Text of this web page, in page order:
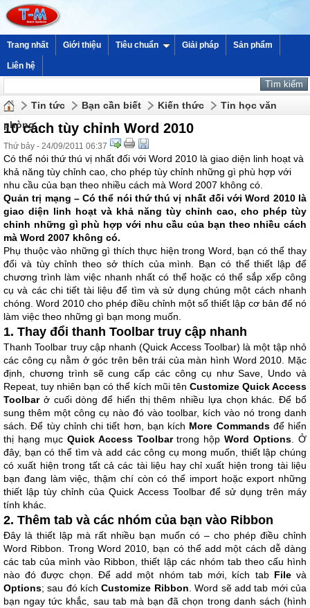
Trang nhất Giới thiệu Tiêu chuẩn Giải pháp Sản phẩm
Liên hệ
Tin tức Bạn cần biết Kiến thức
Tin học văn
phòng
10 cách tùy chỉnh Word 2010
Thứ bảy - 24/09/2011 06:37
Có thể nói thứ thú vị nhất đối với Word 2010 là giao diện linh hoạt và
khả năng tùy chỉnh cao, cho phép tùy chỉnh những gì phù hợp với
nhu cầu của bạn theo nhiều cách mà Word 2007 không có.
Quản trị mạng – Có thể nói thứ thú vị nhất đối với Word 2010 là
giao diện linh hoạt và khả năng tùy chỉnh cao, cho phép tùy
chỉnh những gì phù hợp với nhu cầu của bạn theo nhiều cách
mà Word 2007 không có.
Phụ thuộc vào những gì thích thực hiện trong Word, bạn có thể thay
đổi và tùy chỉnh theo sở thích của mình. Bạn có thể thiết lập để
chương trình làm việc nhanh nhất có thể hoặc có thể sắp xếp công
cụ và các chi tiết tài liệu để tìm và sử dụng chúng một cách nhanh
chóng. Word 2010 cho phép điều chỉnh một số thiết lập cơ bản để nó
làm việc theo những gì bạn mong muốn.
1. Thay đổi thanh Toolbar truy cập nhanh
Thanh Toolbar truy cập nhanh (Quick Access Toolbar) là một tập nhỏ
các công cụ nằm ở góc trên bên trái của màn hình Word 2010. Mặc
định, chương trình sẽ cung cấp các công cụ như Save, Undo và
Repeat, tuy nhiên bạn có thể kích mũi tên Customize Quick Access
Toolbarở cuối dòng để hiển thị thêm nhiều lựa chọn khác. Để bổ
sung thêm một công cụ nào đó vào toolbar, kích vào nó trong danh
sách. Để tùy chỉnh chi tiết hơn, bạn kích More Commandsđể hiển
thị hạng mục Quick Access Toolbartrong hộpWord Options . Ở
đây, bạn có thể tìm và add các công cụ mong muốn, thiết lập chúng
có xuất hiện trong tất cả các tài liệu hay chỉ xuất hiện trong tài liệu
bạn đang làm việc, thậm chí còn có thể import hoặc export những
thiết lập tùy chỉnh của Quick Access Toolbar để sử dụng trên máy
tính khác.
2. Thêm tab và các nhóm của bạn vào Ribbon
Đây là thiết lập mà rất nhiều bạn muốn có – cho phép điều chỉnh
Word Ribbon. Trong Word 2010, bạn có thể add một cách dễ dàng
các tab của mình vào Ribbon, thiết lập các nhóm tab theo cấu hình
nào đó được chọn. Để add một nhóm tab mới, kích tab Filevà
Options; sau đó kíchCustomize Ribbon . Word sẽ add tab mới của
bạn ngay tức khắc, sau tab mà bạn đã chọn trong danh sách (hình